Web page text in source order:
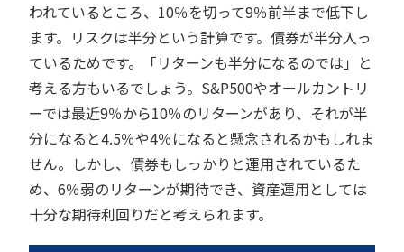
われているところ、10％を切って9％前半まで低下し
ます。リスクは半分という計算です。債券が半分入っ
ているためです。「リターンも半分になるのでは」と
考える方もいるでしょう。S&P500やオールカントリ
ーでは最近9％から10％のリターンがあり、それが半
分になると4.5％や4％になると懸念されるかもしれま
せん。しかし、債券もしっかりと運用されているた
め、6％弱のリターンが期待でき、資産運用としては
十分な期待利回りだと考えられます。